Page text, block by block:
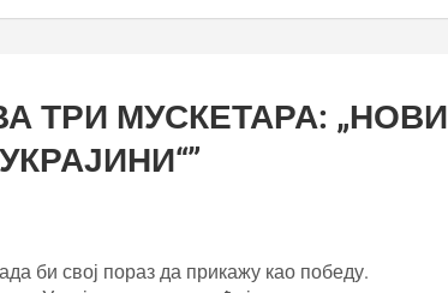
ТРИ МУСКЕТАРА: „НОВИ
”
би свој пораз да прикажу као победу.